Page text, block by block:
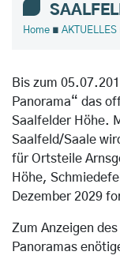
Home ∎ AKTUELLES
Bis zum
Panorama“ das
Saalfelder Höhe.
Saalfeld/Saale
für Ortsteile
Höhe,
Dezember 2029
Zum Anzeigen
Panoramas